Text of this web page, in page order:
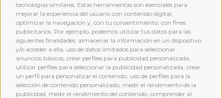
tecnologías similares. Estas herramientas son esenciales para
mejorar la experiencia del usuario con contenido digital,
optimizar la navegación y, con tu consentimiento, con fines
publicitarios. Por ejemplo, podemos utilizar tus datos para las
siguientes finalidades: almacenar la información en un dispositivo
y/o acceder a ella, uso de datos limitados para seleccionar
anuncios básicos, crear perfiles para publicidad personalizada,
utilizar perfiles para seleccionar la publicidad personalizada, crear
un perfil para personalizar el contenido, uso de perfiles para la
selección de contenido personalizado, medir el rendimiento de la
publicidad, medir el rendimiento del contenido, comprender al